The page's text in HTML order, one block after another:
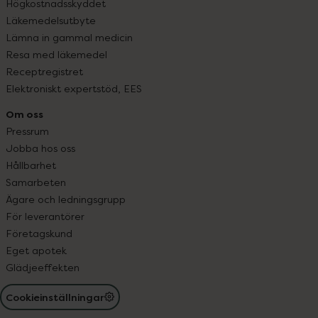
Högkostnadsskyddet
Läkemedelsutbyte
Lämna in gammal medicin
Resa med läkemedel
Receptregistret
Elektroniskt expertstöd, EES
Om oss
Pressrum
Jobba hos oss
Hållbarhet
Samarbeten
Ägare och ledningsgrupp
För leverantörer
Företagskund
Eget apotek
Glädjeeffekten
Cookieinställningar